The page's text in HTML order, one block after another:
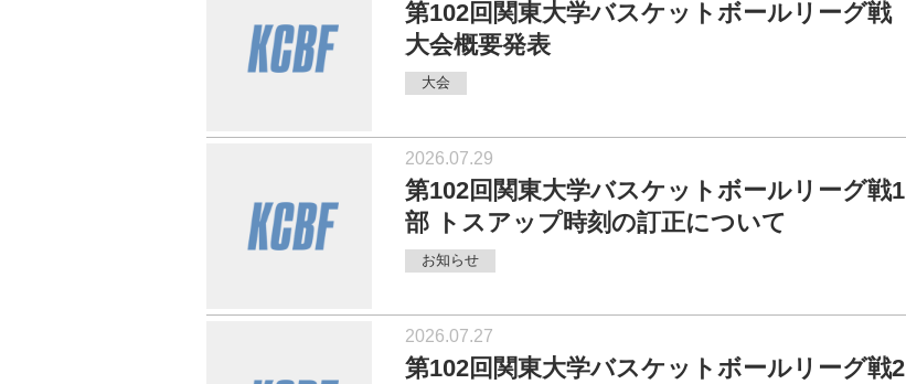
第102回関東大学バスケットボールリーグ戦
大会概要発表
大会
2026.07.29
第102回関東大学バスケットボールリーグ戦1
部 トスアップ時刻の訂正について
お知らせ
2026.07.27
第102回関東大学バスケットボールリーグ戦2